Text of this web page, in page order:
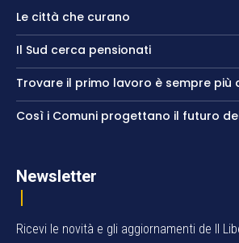
Le città che curano
Il Sud cerca pensionati
Trovare il primo lavoro è sempre più
Così i Comuni progettano il futuro
Newsletter
Ricevi le novità e gli aggiornamenti de Il